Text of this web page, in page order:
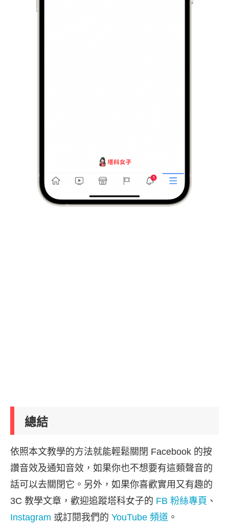
總結
依照本文教學的方法就能輕鬆關閉 Facebook 的按
讚音效及通知音效，如果你也不想要有這類聲音的
話可以去關閉它。另外，如果你喜歡實用又有趣的
3C 教學文章，歡迎追蹤塔科女子的 FB 粉絲專頁 、
Instagram 或訂閱我們的 YouTube 頻道 。